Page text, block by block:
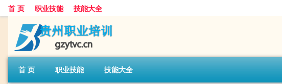
首 页 职业技能 技能大全
首 页 职业技能 技能大全